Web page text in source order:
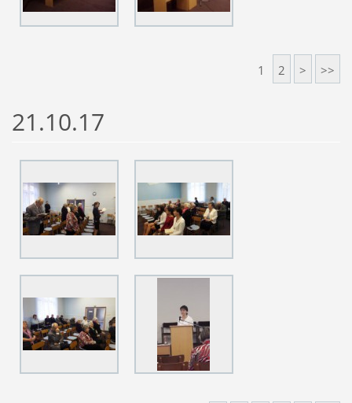
1 2 > >>
21.10.17